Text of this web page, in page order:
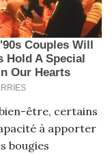
être, certains
à apporter
bougies